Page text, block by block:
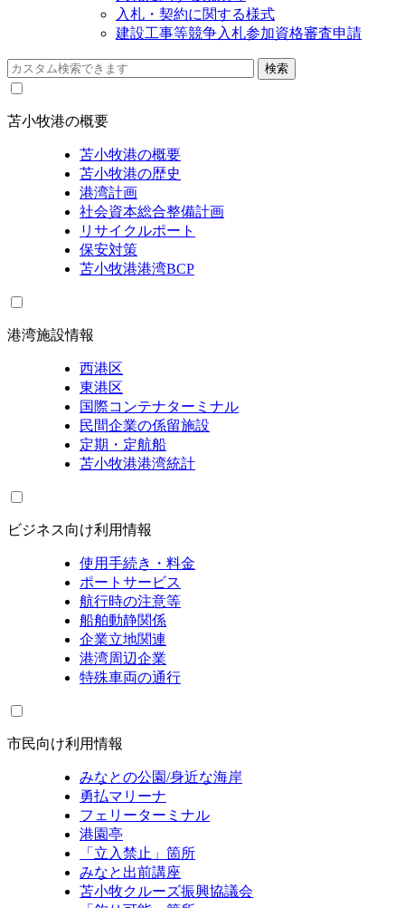
入札・契約に関する様式
建設工事等競争入札参加資格審査申請
苫小牧港の概要
苫小牧港の概要
苫小牧港の歴史
港湾計画
社会資本総合整備計画
リサイクルポート
保安対策
苫小牧港港湾BCP
港湾施設情報
西港区
東港区
国際コンテナターミナル
民間企業の係留施設
定期・定航船
苫小牧港港湾統計
ビジネス向け利用情報
使用手続き・料金
ポートサービス
航行時の注意等
船舶動静関係
企業立地関連
港湾周辺企業
特殊車両の通行
市民向け利用情報
みなとの公園/身近な海岸
勇払マリーナ
フェリーターミナル
港園亭
「立入禁止」箇所
みなと出前講座
苫小牧クルーズ振興協議会